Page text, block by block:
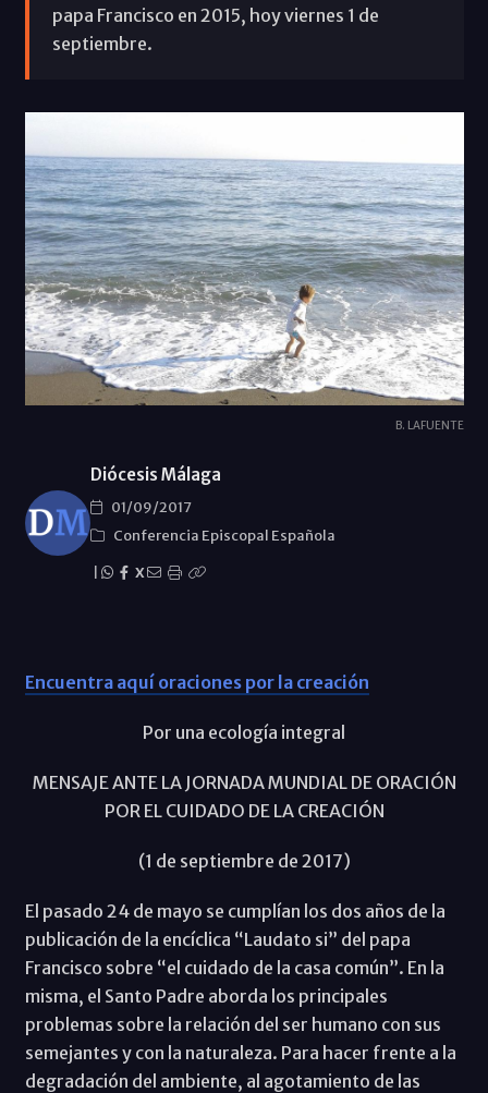
papa Francisco en 2015, hoy viernes 1 de
septiembre.
B. LAFUENTE
Diócesis Málaga
01/09/2017
Conferencia Episcopal Española
X
Encuentra aquí oraciones por la creación
Por una ecología integral
MENSAJE ANTE LA JORNADA MUNDIAL DE ORACIÓN
POR EL CUIDADO DE LA CREACIÓN
(1 de septiembre de 2017)
El pasado 24 de mayo se cumplían los dos años de la
publicación de la encíclica “Laudato si” del papa
Francisco sobre “el cuidado de la casa común”. En la
misma, el Santo Padre aborda los principales
problemas sobre la relación del ser humano con sus
semejantes y con la naturaleza. Para hacer frente a la
degradación del ambiente, al agotamiento de las